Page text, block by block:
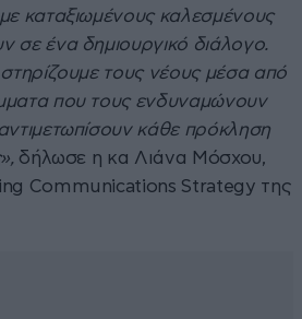
καταξιωμένους καλεσμένους
σε ένα δημιουργικό διάλογο.
τους νέους μέσα από
που τους ενδυναμώνουν
κάθε πρόκληση
δήλωσε η κα Λιάνα Μόσχου,
Communications Strategy της